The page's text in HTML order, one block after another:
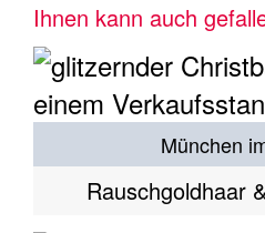
Ihnen kann auch
München
Rauschgoldhaar